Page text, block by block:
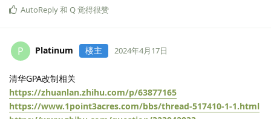
AutoReply和 Q觉得很赞
P Platinum 楼主 2024年4月17日
清华GPA改制相关
https://zhuanlan.zhihu.com/p/63877165
https://www.1point3acres.com/bbs/thread-517410-1-1.html